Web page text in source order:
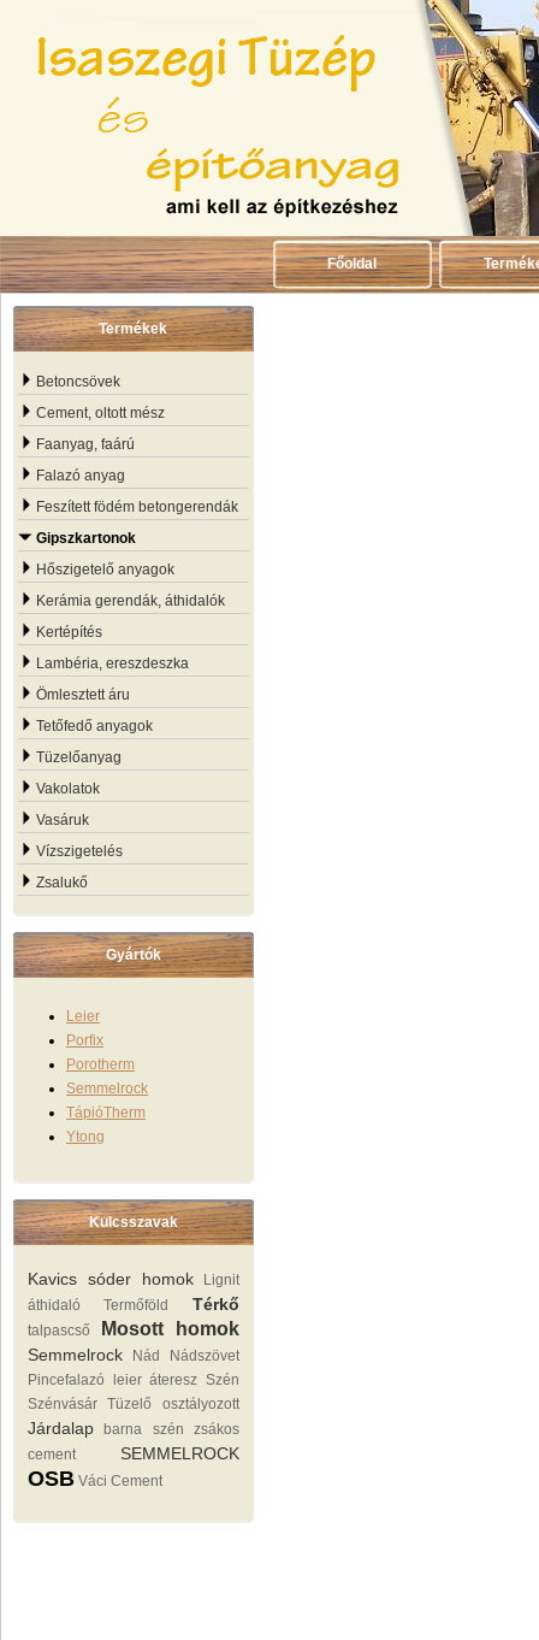
Főoldal
Termékek
Betoncsövek
Cement, oltott mész
Faanyag, faárú
Falazó anyag
Feszített födém betongerendák
Gipszkartonok
Hőszigetelő anyagok
Kerámia gerendák, áthidalók
Kertépítés
Lambéria, ereszdeszka
Ömlesztett áru
Tetőfedő anyagok
Tüzelőanyag
Vakolatok
Vasáruk
Vízszigetelés
Zsalukő
Gyártók
Leier
Porfix
Porotherm
Semmelrock
TápióTherm
Ytong
Kulcsszavak
Kavics sóder homok
Lignit
áthidaló
Termőföld Térkő
talpascső Mosott homok
Semmelrock
Nád Nádszövet
Pincefalazó
leier áteresz Szén
Szénvásár Tüzelő
osztályozott
Járdalap barna szén
zsákos
cement
SEMMELROCK
OSB Váci Cement